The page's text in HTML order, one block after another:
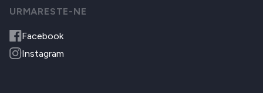
URMARESTE-NE
Facebook
Instagram